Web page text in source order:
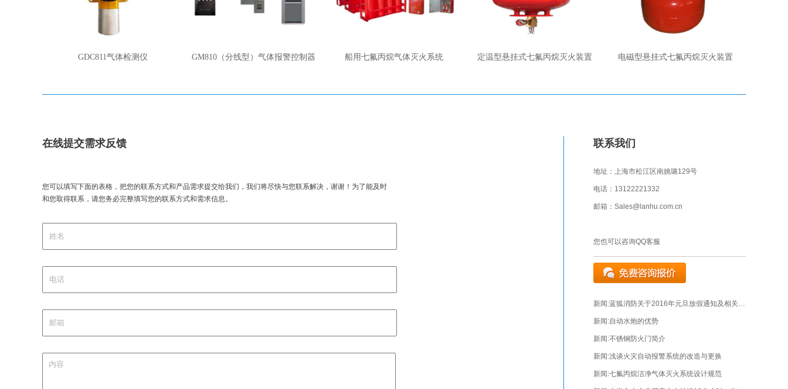
GDC811气体检测仪 GM810（分线型）气体报警控制器 船用七氟丙烷气体灭火系统 定温型悬挂式七氟丙烷灭火装置 电磁型悬挂式七氟丙烷灭火装置
在线提交需求反馈
您可以填写下面的表格，把您的联系方式和产品需求提交给我们，我们将尽快与您联系解决，谢谢！为了能及时
和您取得联系，请您务必完整填写您的联系方式和需求信息。
联系我们
地址：上海市松江区南姚璐129号
电话：13122221332
邮箱：Sales@lanhu.com.cn
您也可以咨询QQ客服
新闻:蓝狐消防关于2016年元旦放假通知及相关安培
新闻:自动水炮的优势
新闻:不锈钢防火门简介
新闻:浅谈火灾自动报警系统的改造与更换
新闻:七氟丙烷洁净气体灭火系统设计规范